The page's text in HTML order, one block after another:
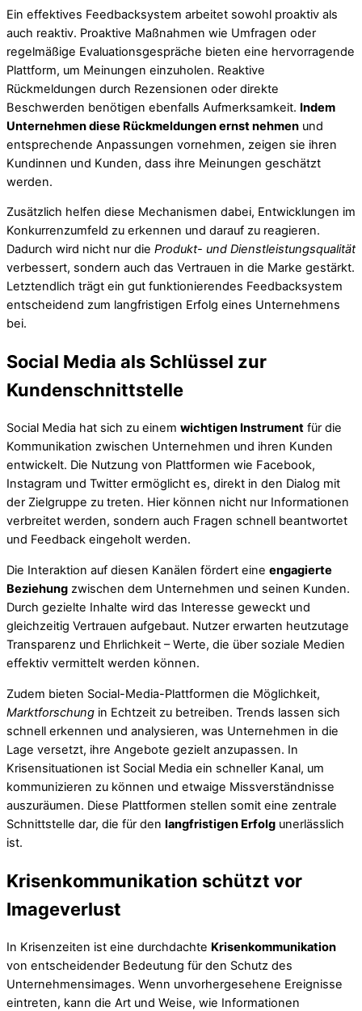
Ein effektives Feedbacksystem arbeitet sowohl proaktiv als
auch reaktiv. Proaktive Maßnahmen wie Umfragen oder
regelmäßige Evaluationsgespräche bieten eine hervorragende
Plattform, um Meinungen einzuholen. Reaktive
Rückmeldungen durch Rezensionen oder direkte
Beschwerden benötigen ebenfalls Aufmerksamkeit. Indem
Unternehmen diese Rückmeldungen ernst nehmen und
entsprechende Anpassungen vornehmen, zeigen sie ihren
Kundinnen und Kunden, dass ihre Meinungen geschätzt
werden.
Zusätzlich helfen diese Mechanismen dabei, Entwicklungen im
Konkurrenzumfeld zu erkennen und darauf zu reagieren.
Dadurch wird nicht nur die Produkt- und Dienstleistungsqualität
verbessert, sondern auch das Vertrauen in die Marke gestärkt.
Letztendlich trägt ein gut funktionierendes Feedbacksystem
entscheidend zum langfristigen Erfolg eines Unternehmens
bei.
Social Media als Schlüssel zur
Kundenschnittstelle
Social Media hat sich zu einem wichtigen Instrument für die
Kommunikation zwischen Unternehmen und ihren Kunden
entwickelt. Die Nutzung von Plattformen wie Facebook,
Instagram und Twitter ermöglicht es, direkt in den Dialog mit
der Zielgruppe zu treten. Hier können nicht nur Informationen
verbreitet werden, sondern auch Fragen schnell beantwortet
und Feedback eingeholt werden.
Die Interaktion auf diesen Kanälen fördert eine engagierte
Beziehung zwischen dem Unternehmen und seinen Kunden.
Durch gezielte Inhalte wird das Interesse geweckt und
gleichzeitig Vertrauen aufgebaut. Nutzer erwarten heutzutage
Transparenz und Ehrlichkeit – Werte, die über soziale Medien
effektiv vermittelt werden können.
Zudem bieten Social-Media-Plattformen die Möglichkeit,
Marktforschung in Echtzeit zu betreiben. Trends lassen sich
schnell erkennen und analysieren, was Unternehmen in die
Lage versetzt, ihre Angebote gezielt anzupassen. In
Krisensituationen ist Social Media ein schneller Kanal, um
kommunizieren zu können und etwaige Missverständnisse
auszuräumen. Diese Plattformen stellen somit eine zentrale
Schnittstelle dar, die für den langfristigen Erfolg unerlässlich
ist.
Krisenkommunikation schützt vor
Imageverlust
In Krisenzeiten ist eine durchdachte Krisenkommunikation
von entscheidender Bedeutung für den Schutz des
Unternehmensimages. Wenn unvorhergesehene Ereignisse
eintreten, kann die Art und Weise, wie Informationen